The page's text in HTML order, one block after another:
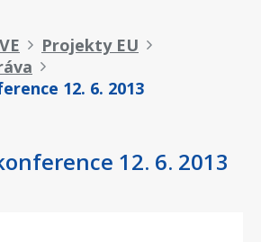
Projekty EU
12. 6. 2013
12. 6. 2013